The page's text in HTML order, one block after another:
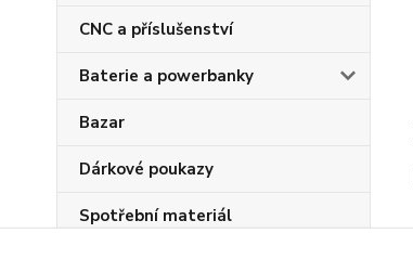
CNC a příslušenství
Baterie a powerbanky
Bazar
Dárkové poukazy
Spotřební materiál